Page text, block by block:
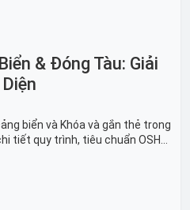
& Đóng Tàu: Giải
biển và Khóa và gắn thẻ trong
tiết quy trình, tiêu chuẩn OSHA,
công nghiệp đóng tàu toàn